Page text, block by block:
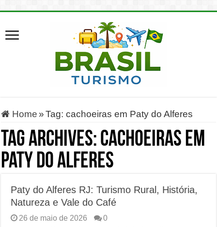
Home » Tag:cachoeiras em Paty do Alferes
Tag Archives: cachoeiras em
Paty do Alferes
Paty do Alferes RJ: Turismo Rural, História,
Natureza e Vale do Café
26 de maio de 2026 0